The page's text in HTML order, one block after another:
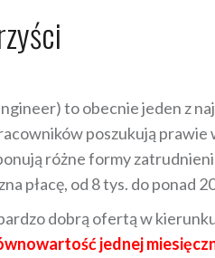
to obecnie jeden z
poszukują
różne formy
płacę, od 8 tys. do ponad
dobrą ofertą w
jednej